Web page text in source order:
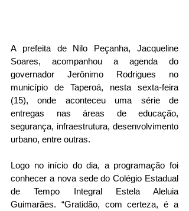
A prefeita de Nilo Peçanha, Jacqueline
Soares, acompanhou a agenda do
governador Jerônimo Rodrigues no
município de Taperoá, nesta sexta-feira
(15), onde aconteceu uma série de
entregas nas áreas de educação,
segurança, infraestrutura, desenvolvimento
urbano, entre outras.
Logo no início do dia, a programação foi
conhecer a nova sede do Colégio Estadual
de Tempo Integral Estela Aleluia
Guimarães. “Gratidão, com certeza, é a